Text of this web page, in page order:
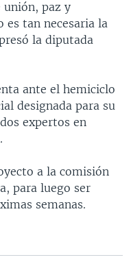
unión, paz y
es tan necesaria la
la diputada
ante el hemiciclo
designada para su
expertos en
a la comisión
para luego ser
semanas.